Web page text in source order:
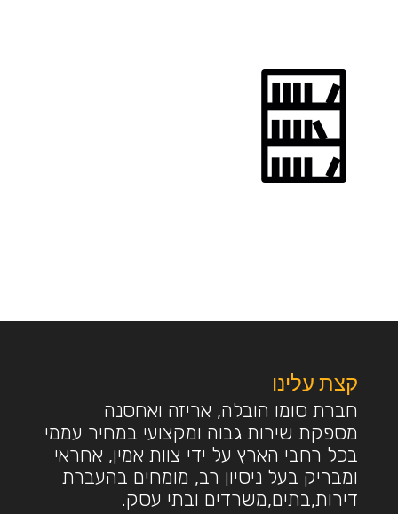
קצת עלינו
חברת סומו הובלה, אריזה ואחסנה
מספקת שירות גבוה ומקצועי במחיר עממי
בכל רחבי הארץ על ידי צוות אמין, אחראי
ומבריק בעל ניסיון רב, מומחים בהעברת
דירות,בתים,משרדים ובתי עסק.